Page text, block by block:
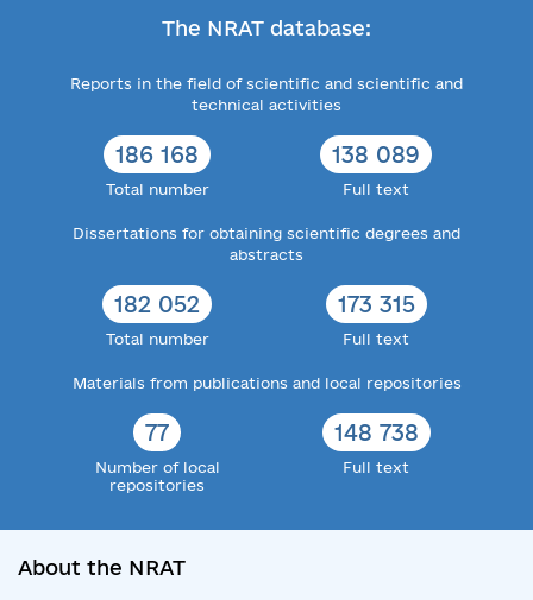
The NRAT database:
Reports in the field of scientific and scientific and
technical activities
186 168
Total number
138 089
Full text
Dissertations for obtaining scientific degrees and
abstracts
182 052
Total number
173 315
Full text
Materials from publications and local repositories
77
Number of local
repositories
148 738
Full text
About the NRAT